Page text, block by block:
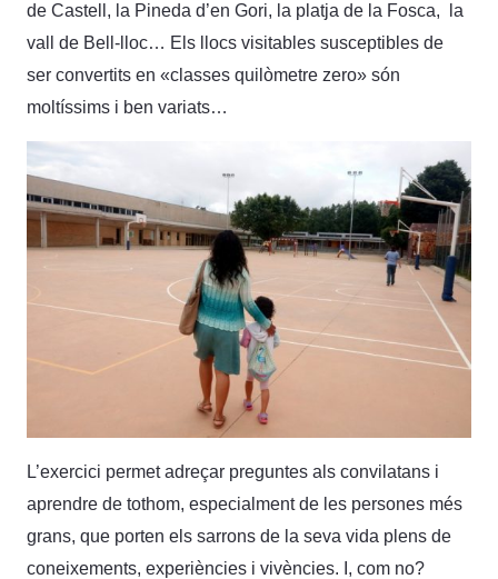
de Castell, la Pineda d’en Gori, la platja de la Fosca, la
vall de Bell-lloc… Els llocs visitables susceptibles de
ser convertits en «classes quilòmetre zero» són
moltíssims i ben variats…
L’exercici permet adreçar preguntes als convilatans i
aprendre de tothom, especialment de les persones més
grans, que porten els sarrons de la seva vida plens de
coneixements, experiències i vivències. I, com no?